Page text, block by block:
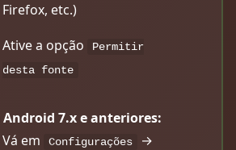
Firefox, etc.)
Ative a opção
Permitir
desta fonte
Android 7.x e anteriores:
Vá em
Configurações →